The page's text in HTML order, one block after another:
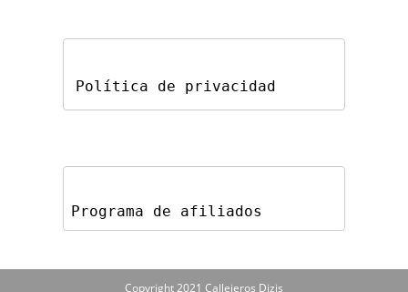
Política de privacidad
Programa de afiliados
Copyright 2021 Callejeros Dizis